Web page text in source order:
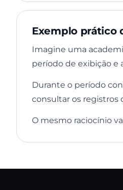
Exemplo prático
Imagine uma
período de exibição e
Durante o período
consultar os registros
O mesmo raciocínio